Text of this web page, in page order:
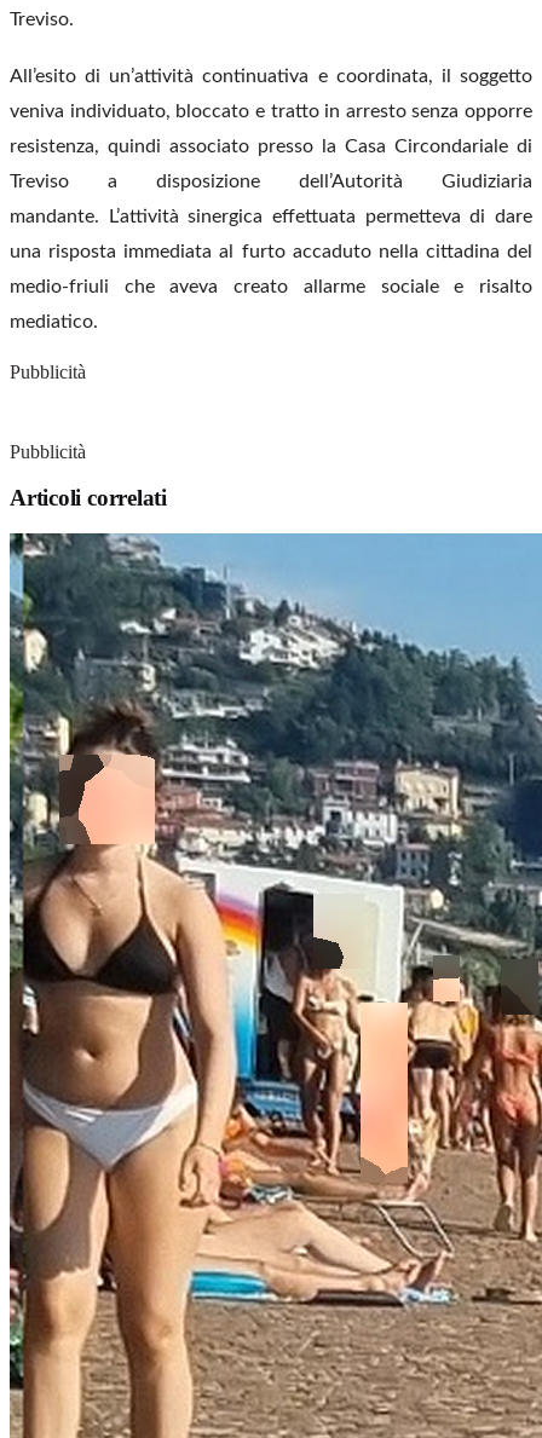
Treviso.
All’esito di un’attività continuativa e coordinata, il soggetto
veniva individuato, bloccato e tratto in arresto senza opporre
resistenza, quindi associato presso la Casa Circondariale di
Treviso a disposizione dell’Autorità Giudiziaria
mandante.
L’attività sinergica effettuata permetteva di dare
una risposta immediata al furto accaduto nella cittadina del
medio-friuli che aveva creato allarme sociale e risalto
mediatico.
Pubblicità
Pubblicità
Articoli correlati